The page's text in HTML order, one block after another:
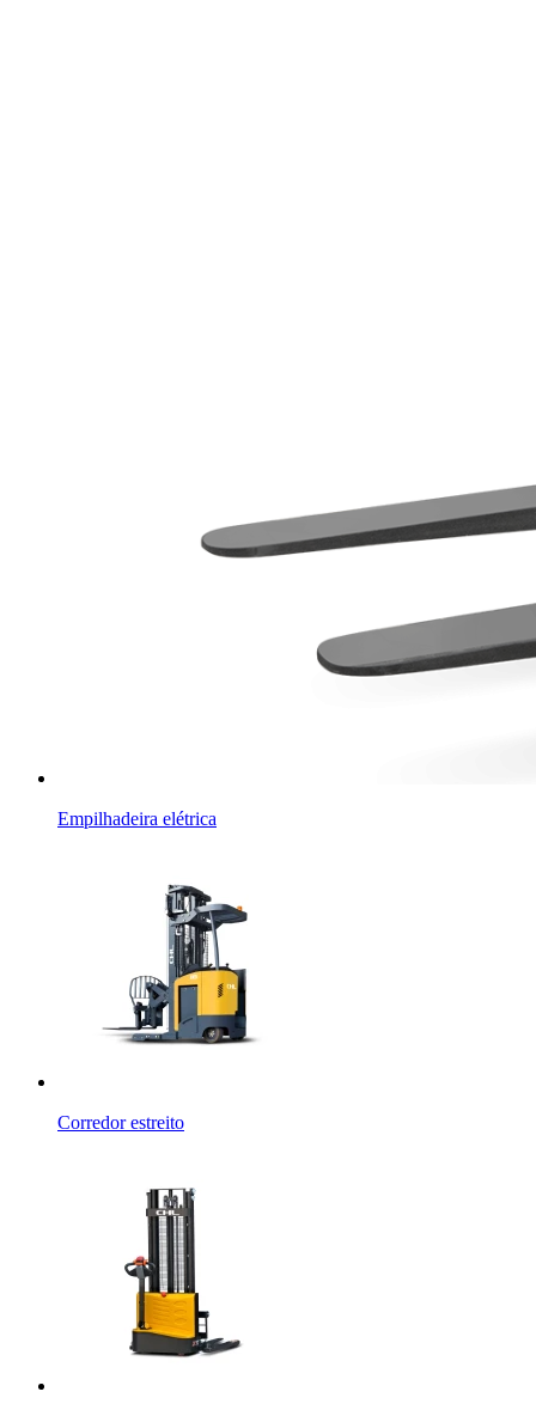
Empilhadeira elétrica
Corredor estreito